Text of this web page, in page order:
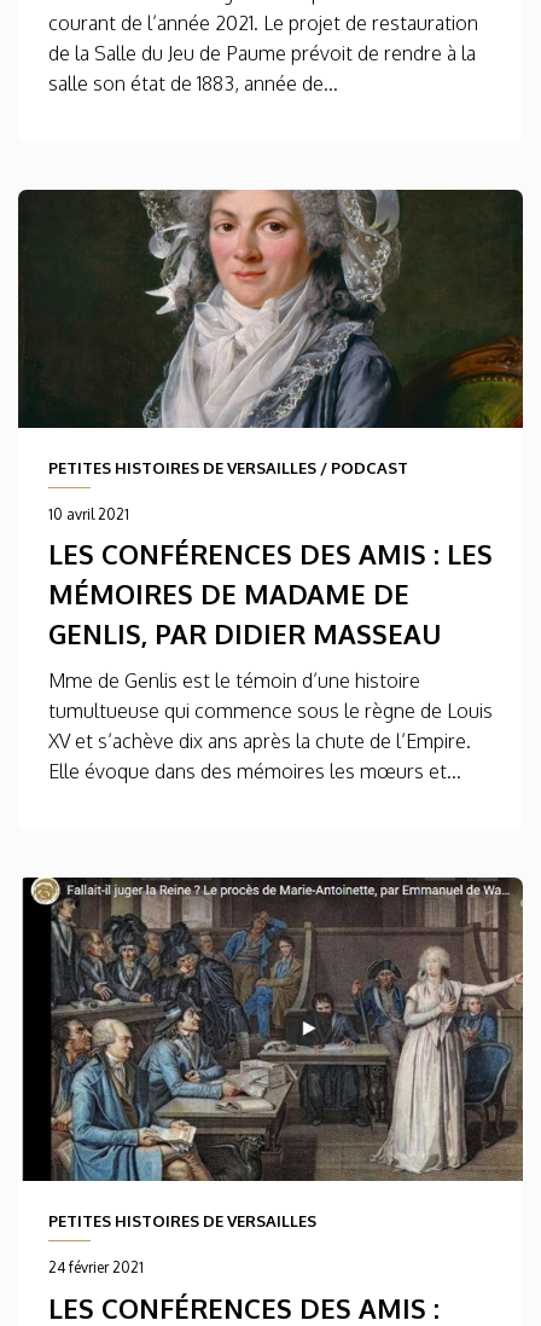
courant de l’année 2021. Le projet de restauration
de la Salle du Jeu de Paume prévoit de rendre à la
salle son état de 1883, année de...
PETITES HISTOIRES DE VERSAILLES / PODCAST
10 avril 2021
LES CONFÉRENCES DES AMIS : LES
MÉMOIRES DE MADAME DE
GENLIS, PAR DIDIER MASSEAU
Mme de Genlis est le témoin d’une histoire
tumultueuse qui commence sous le règne de Louis
XV et s’achève dix ans après la chute de l’Empire.
Elle évoque dans des mémoires les mœurs et...
PETITES HISTOIRES DE VERSAILLES
24 février 2021
LES CONFÉRENCES DES AMIS :